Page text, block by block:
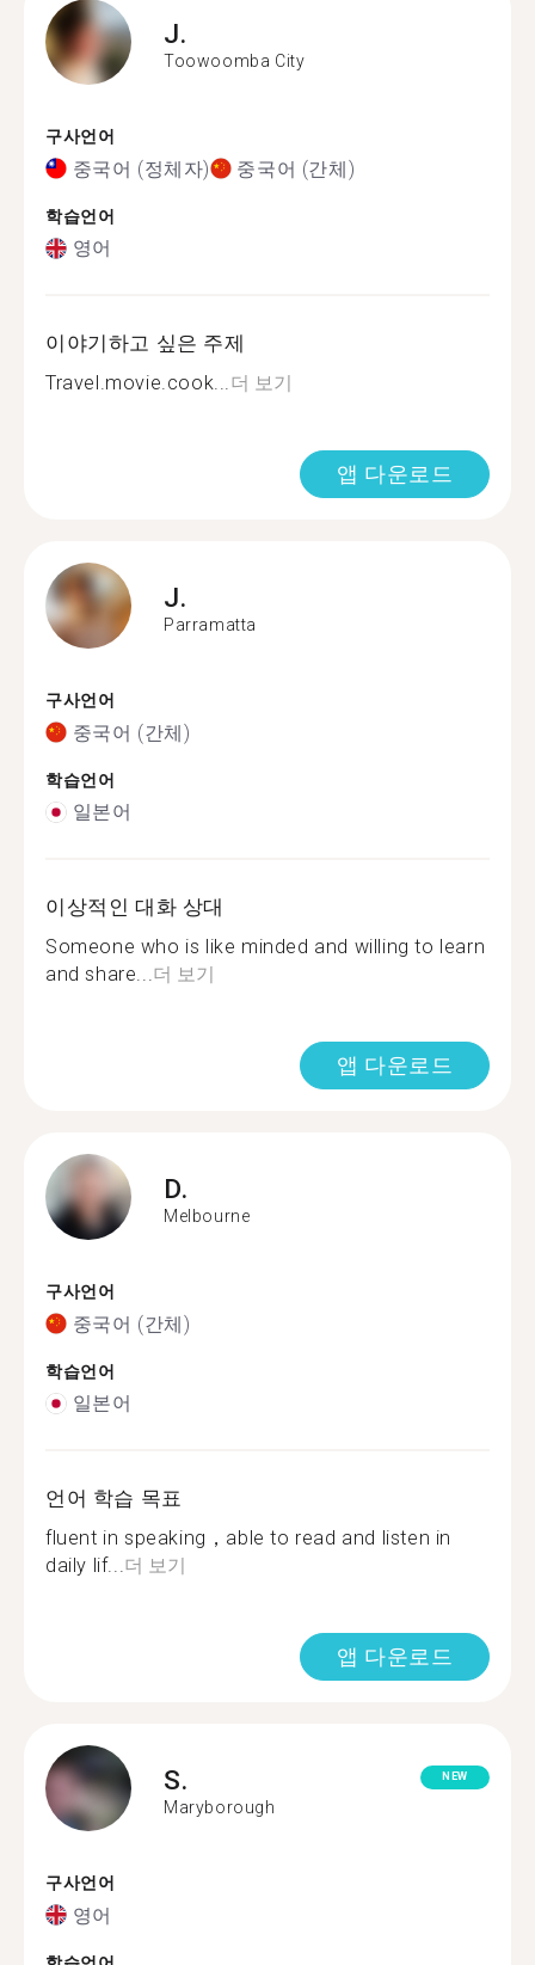
J.
Toowoomba City
구사언어
중국어 (정체자) 중국어 (간체)
학습언어
영어
이야기하고 싶은 주제
Travel.movie.cook...더 보기
앱 다운로드
J.
Parramatta
구사언어
중국어 (간체)
학습언어
일본어
이상적인 대화 상대
Someone who is like minded and willing to learn
and share...더 보기
앱 다운로드
D.
Melbourne
구사언어
중국어 (간체)
학습언어
일본어
언어 학습 목표
fluent in speaking，able to read and listen in
daily lif...더 보기
앱 다운로드
S.
Maryborough
NEW
구사언어
영어